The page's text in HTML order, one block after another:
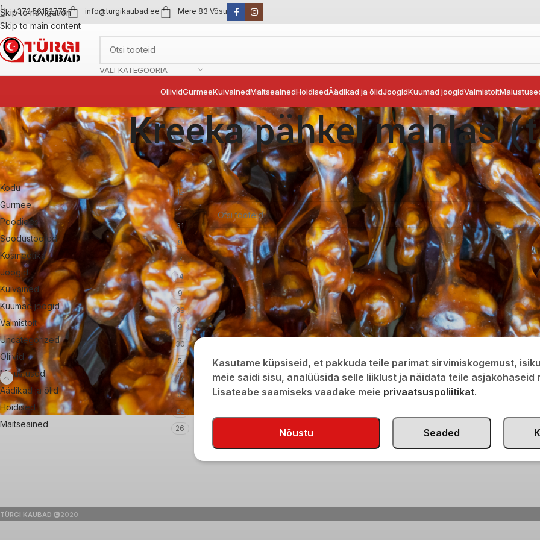
Skip to navigation
Skip to main content
+372 56152775 info@turgikaubad.ee Mere 83 Võsu
VALI KATEGOORIA
OliividGurmeeKuivainedMaitseainedHoidisedÄädikad ja õlidJoogidKuumad joogidValmistoit
Kreeka pähkel mahlas
Tootekategooriad
Kodu 12
Gurmee 4
Poodides 31
Soodustooted 9
Kosmeetika 7
Joogid 14
Kuivained 9
Kuumad joogid 39
Valmistoit 9
Uncategorized 30
Oliivid 5
Maiustused 27
Äädikad ja õlid 5
Hoidised 22
Maitseained 26
Esileht Maiustused Kreeka pähkel mahlas (tšurtšhela)
Sinu valikutele vastavaid tooteid ei leidu.
TÜRGI KAUBAD 2020
Kasutame küpsiseid, et pakkuda teile parimat sirvimiskogemust,
meie saidi sisu, analüüsida selle liiklust ja näidata teile asjakohaseid
Lisateabe saamiseks vaadake meie privaatsuspoliitikat.
Nõustu Seaded